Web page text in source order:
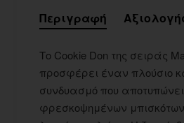
Περιγραφή
Το Cookie Don της σειράς
προσφέρει έναν πλούσιο
συνδυασμό που
φρεσκοψημένων